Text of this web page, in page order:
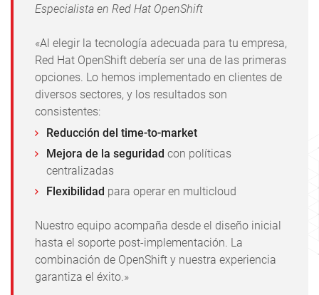
Especialista en Red Hat OpenShift
«Al elegir la tecnología adecuada para tu empresa,
Red Hat OpenShift debería ser una de las primeras
opciones. Lo hemos implementado en clientes de
diversos sectores, y los resultados son
consistentes:
Reducción del time-to-market
Mejora de la seguridad con políticas
centralizadas
Flexibilidad para operar en multicloud
Nuestro equipo acompaña desde el diseño inicial
hasta el soporte post-implementación. La
combinación de OpenShift y nuestra experiencia
garantiza el éxito.»